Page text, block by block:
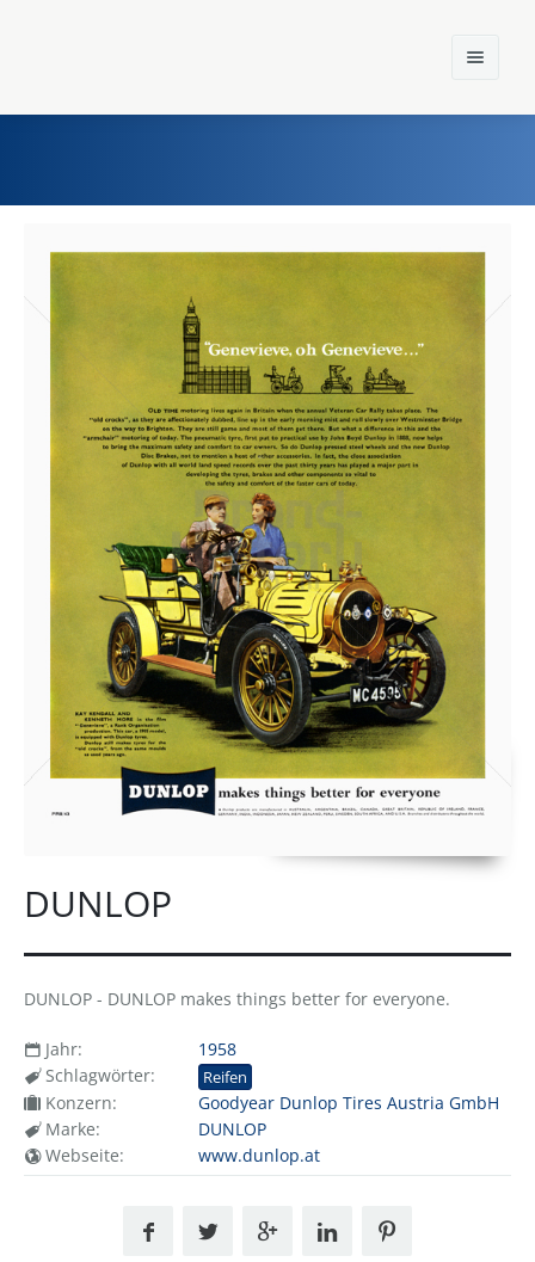
DUNLOP
DUNLOP - DUNLOP makes things better for everyone.
Jahr:
1958
Schlagwörter:
Reifen
Konzern:
Goodyear Dunlop Tires Austria GmbH
Marke:
DUNLOP
Webseite:
www.dunlop.at